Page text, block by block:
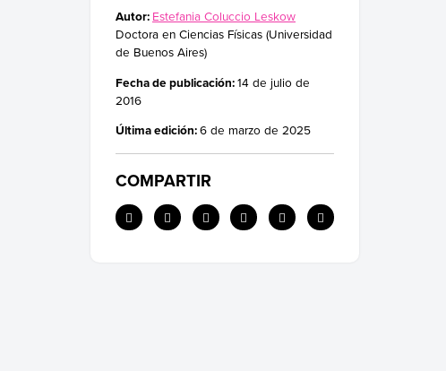
Autor: Estefania Coluccio Leskow
Doctora en Ciencias Físicas (Universidad
de Buenos Aires)
Fecha de publicación:14 de julio de
2016
Última edición:6 de marzo de 2025
COMPARTIR